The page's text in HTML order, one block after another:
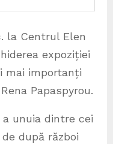
la Centrul Elen
expoziției
mai importanți
Papaspyrou.
unuia dintre cei
după război